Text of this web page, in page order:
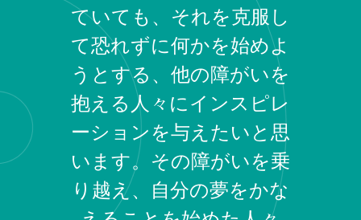
ていても、それを克服し
て恐れずに何かを始めよ
うとする、他の障がいを
抱える人々にインスピレ
ーションを与えたいと思
います。その障がいを乗
り越え、自分の夢をかな